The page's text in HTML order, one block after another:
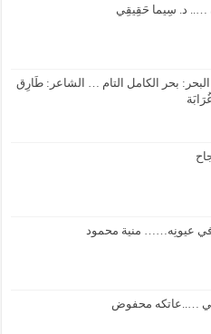
….. د. سِيما حَقِيقِي
بحر الكامل التام … الشاعر: طَارِق
في عيونِه…… منية محمود
…..عاتكه محفوض